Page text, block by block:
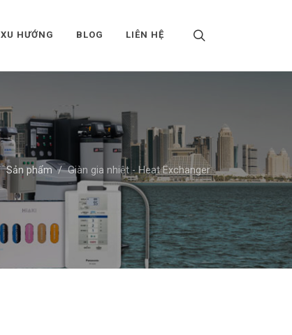
XU HƯỚNG BLOG LIÊN HỆ
Sản phẩm Giàn gia nhiệt - Heat Exchanger